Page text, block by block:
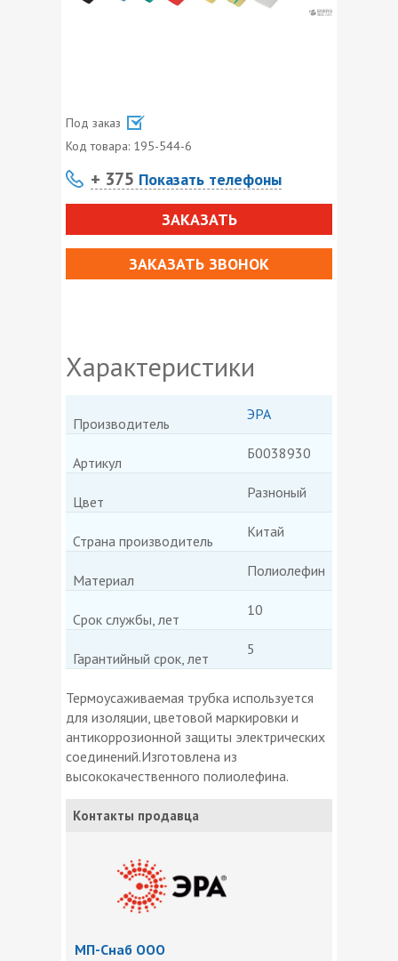
Под заказ
Код товара: 195-544-6
+ 375 Показать телефоны
ЗАКАЗАТЬ
ЗАКАЗАТЬ ЗВОНОК
Характеристики
Производитель
ЭРА
Артикул
Б0038930
Цвет
Разноный
Страна производитель
Китай
Материал
Полиолефин
Срок службы, лет
10
Гарантийный срок, лет
5
Термоусаживаемая трубка используется
для изоляции, цветовой маркировки и
антикоррозионной защиты электрических
соединений.Изготовлена из
высококачественного полиолефина.
Контакты продавца
МП-Снаб ООО